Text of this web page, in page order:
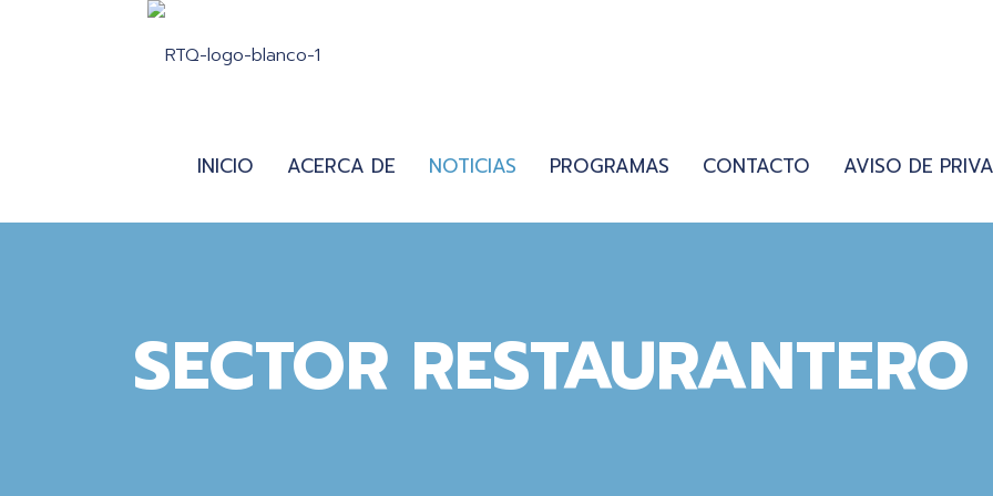
INICIO ACERCA DE NOTICIAS PROGRAMAS CONTACTO AVISO DE
SECTOR RESTAURANTERO